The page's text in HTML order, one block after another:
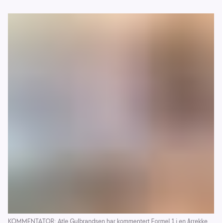
KOMMENTATOR: Atle Gulbrandsen har kommentert Formel 1 i en årrekke